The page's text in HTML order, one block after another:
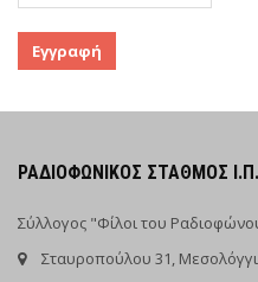
ΡΑΔΙΟΦΩΝΙΚΌΣ ΣΤΑΘΜΌΣ
Σύλλογος "Φίλοι του
Σταυροπούλου 31,